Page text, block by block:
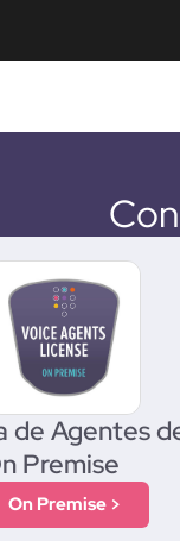
de Agentes
Premise
On Premise >